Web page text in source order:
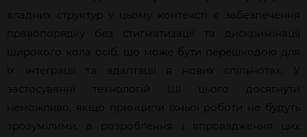
владних структур у цьому контексті є забезпечення
правопорядку без стигматизації та дискримінації
широкого кола осіб, що може бути перешкодою для
їх інтеграції та адаптації в нових спільнотах. У
застосуванні технологій ШІ цього досягнути
неможливо, якщо принципи їхньої роботи не будуть
зрозумілими, а розроблення
і впровадження цих